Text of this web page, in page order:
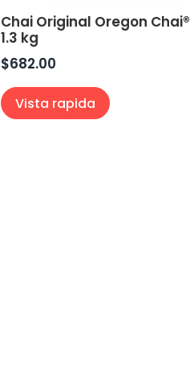
Chai Original Oregon Chai®
1.3 kg
$682.00
Vista rapida